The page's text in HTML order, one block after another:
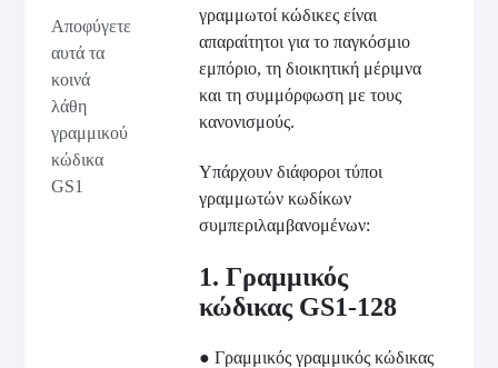
Αποφύγετε
αυτά τα
κοινά
λάθη
γραμμικού
κώδικα
GS1
γραμμωτοί κώδικες είναι
απαραίτητοι για το παγκόσμιο
εμπόριο, τη διοικητική μέριμνα
και τη συμμόρφωση με τους
κανονισμούς.
Υπάρχουν διάφοροι τύποι
γραμμωτών κωδίκων
συμπεριλαμβανομένων:
1. Γραμμικός
κώδικας GS1-128
● Γραμμικός γραμμικός κώδικας